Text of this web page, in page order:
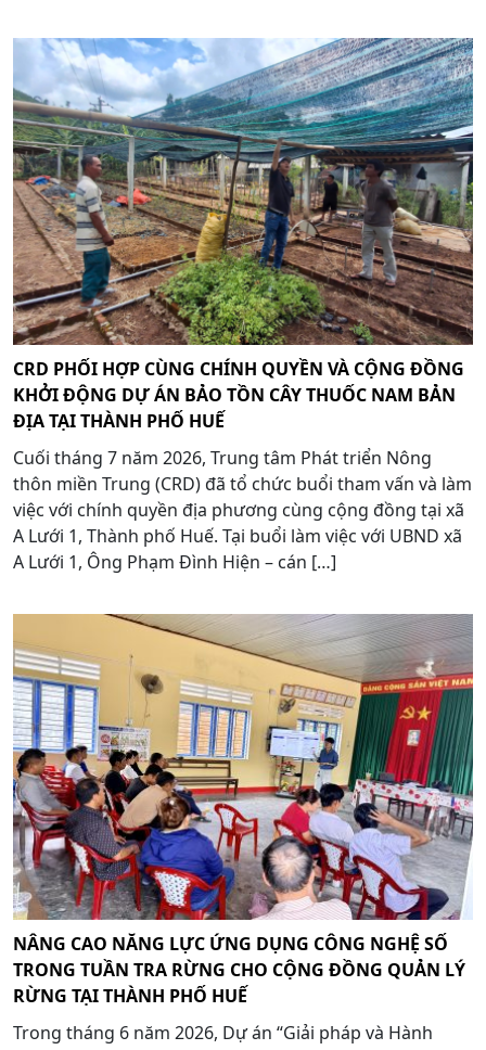
CRD PHỐI HỢP CÙNG CHÍNH QUYỀN VÀ CỘNG ĐỒNG
KHỞI ĐỘNG DỰ ÁN BẢO TỒN CÂY THUỐC NAM BẢN
ĐỊA TẠI THÀNH PHỐ HUẾ
Cuối tháng 7 năm 2026, Trung tâm Phát triển Nông
thôn miền Trung (CRD) đã tổ chức buổi tham vấn và làm
việc với chính quyền địa phương cùng cộng đồng tại xã
A Lưới 1, Thành phố Huế. Tại buổi làm việc với UBND xã
A Lưới 1, Ông Phạm Đình Hiện – cán […]
NÂNG CAO NĂNG LỰC ỨNG DỤNG CÔNG NGHỆ SỐ
TRONG TUẦN TRA RỪNG CHO CỘNG ĐỒNG QUẢN LÝ
RỪNG TẠI THÀNH PHỐ HUẾ
Trong tháng 6 năm 2026, Dự án “Giải pháp và Hành